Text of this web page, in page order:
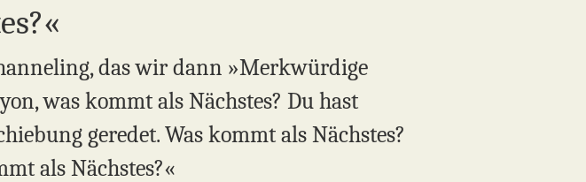
das wir dann »Merkwürdige
was kommt als Nächstes? Du hast
geredet. Was kommt als Nächstes?
als Nächstes?«